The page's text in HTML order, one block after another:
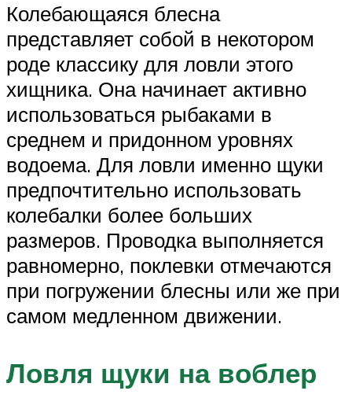
Колебающаяся блесна
представляет собой в некотором
роде классику для ловли этого
хищника. Она начинает активно
использоваться рыбаками в
среднем и придонном уровнях
водоема. Для ловли именно щуки
предпочтительно использовать
колебалки более больших
размеров. Проводка выполняется
равномерно, поклевки отмечаются
при погружении блесны или же при
самом медленном движении.
Ловля щуки на воблер